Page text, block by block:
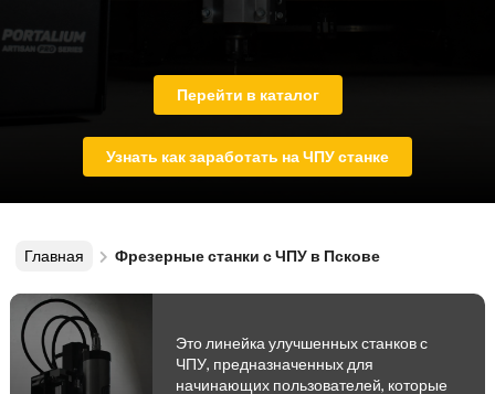
Перейти в каталог
Узнать как заработать на ЧПУ станке
Главная Фрезерные станки с ЧПУ в Пскове
Это линейка улучшенных станков с
ЧПУ, предназначенных для
начинающих пользователей, которые